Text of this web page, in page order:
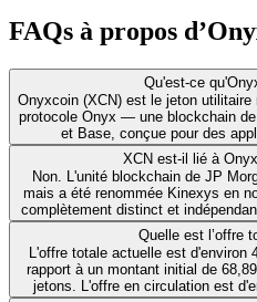
FAQs à propos
Qu'est-ce
Onyxcoin (XCN) est le jeton
protocole Onyx — une blockchain
et Base, conçue pour des
XCN est-il lié à
Non. L'unité blockchain de JP
mais a été renommée Kinexys en
complètement distinct et
Quelle est l’offre
L'offre totale actuelle est d'environ
rapport à un montant initial de
jetons. L'offre en circulation est